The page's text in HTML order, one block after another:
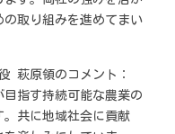
の取り組みを進めてまい
萩原領のコメント：
目指す持続可能な農業の
。共に地域社会に貢献